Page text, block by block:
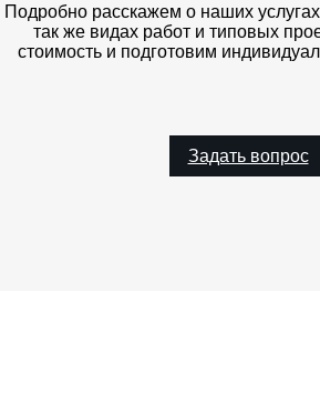
Подробно расскажем о наших
так же видах работ и типовых
стоимость и подготовим
Задать вопрос